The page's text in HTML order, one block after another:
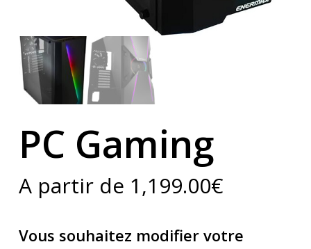
PC Gaming
A partir de 1,199.00€
Vous souhaitez modifier votre